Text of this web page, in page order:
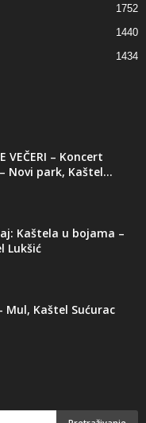
1752
1440
1434
VEČERI – Koncert
Novi park, Kaštel...
Kaštela u bojama –
Lukšić
Mul, Kaštel Sućurac